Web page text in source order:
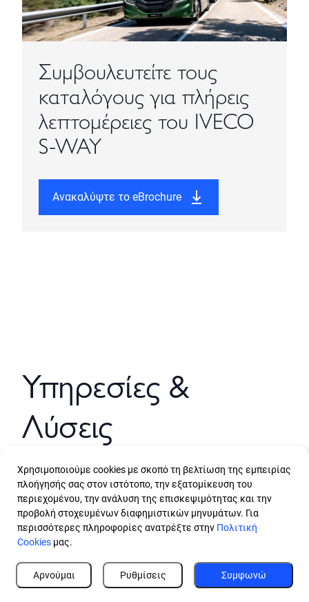
Συμβουλευτείτε τους
καταλόγους για πλήρεις
λεπτομέρειες του IVECO
S-WAY
Ανακαλύψτε το eBrochure
Υπηρεσίες &
Λύσεις
Χρησιμοποιούμε cookies με σκοπό τη βελτίωση της εμπειρίας
πλοήγησής σας στον ιστότοπο, την εξατομίκευση του
περιεχομένου, την ανάλυση της επισκεψιμότητας και την
προβολή στοχευμένων διαφημιστικών μηνυμάτων. Για
περισσότερες πληροφορίες ανατρέξτε στην Πολιτική
Cookies μας.
Συμφωνώ
Ρυθμίσεις
Αρνούμαι